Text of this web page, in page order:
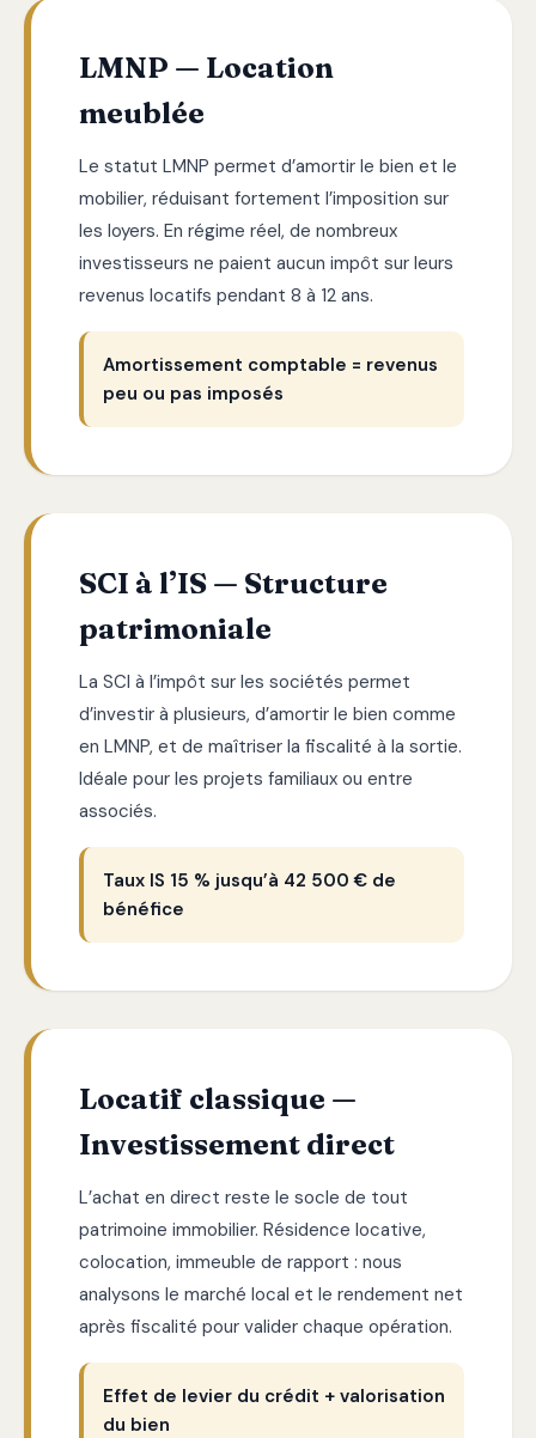
LMNP — Location
meublée
Le statut LMNP permet d’amortir le bien et le
mobilier, réduisant fortement l’imposition sur
les loyers. En régime réel, de nombreux
investisseurs ne paient aucun impôt sur leurs
revenus locatifs pendant 8 à 12 ans.
Amortissement comptable = revenus
peu ou pas imposés
SCI à l’IS — Structure
patrimoniale
La SCI à l’impôt sur les sociétés permet
d’investir à plusieurs, d’amortir le bien comme
en LMNP, et de maîtriser la fiscalité à la sortie.
Idéale pour les projets familiaux ou entre
associés.
Taux IS 15 % jusqu’à 42 500 € de
bénéfice
Locatif classique —
Investissement direct
L’achat en direct reste le socle de tout
patrimoine immobilier. Résidence locative,
colocation, immeuble de rapport : nous
analysons le marché local et le rendement net
après fiscalité pour valider chaque opération.
Effet de levier du crédit + valorisation
du bien